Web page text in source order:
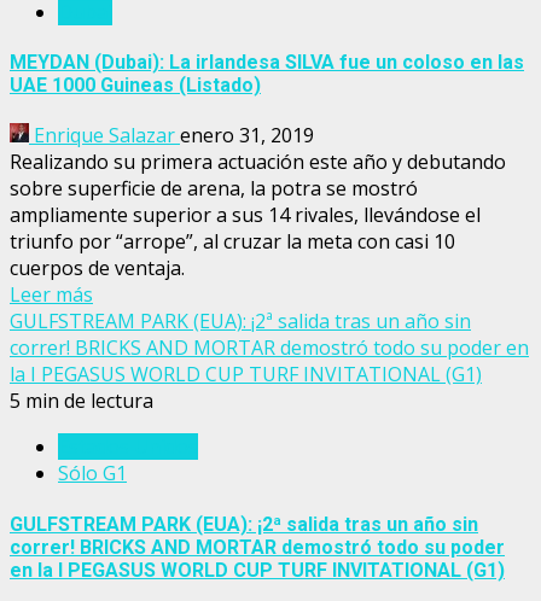
MEYDAN (Dubai): La irlandesa SILVA fue un coloso en las
UAE 1000 Guineas (Listado)
Enrique Salazarenero 31, 2019
Realizando su primera actuación este año y debutando
sobre superficie de arena, la potra se mostró
ampliamente superior a sus 14 rivales, llevándose el
triunfo por “arrope”, al cruzar la meta con casi 10
cuerpos de ventaja.
Leer más
GULFSTREAM PARK (EUA): ¡2ª salida tras un año sin
correr! BRICKS AND MORTAR demostró todo su poder en
la I PEGASUS WORLD CUP TURF INVITATIONAL (G1)
5 min de lectura
Sólo G1
GULFSTREAM PARK (EUA): ¡2ª salida tras un año sin
correr! BRICKS AND MORTAR demostró todo su poder
en la I PEGASUS WORLD CUP TURF INVITATIONAL (G1)